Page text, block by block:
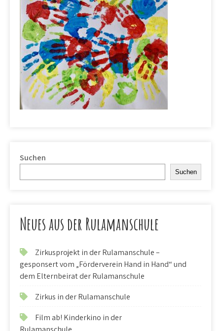
Suchen
Suchen
Neues aus der Rulamanschule
Zirkusprojekt in der Rulamanschule –
gesponsert vom „Förderverein Hand in Hand“ und
dem Elternbeirat der Rulamanschule
Zirkus in der Rulamanschule
Film ab! Kinderkino in der